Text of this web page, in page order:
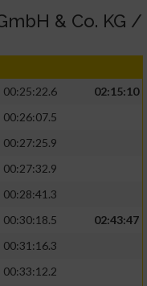
& Co. KG /
00:25:22.6
02:15:10
00:26:07.5
00:27:25.9
00:27:32.9
00:28:41.3
00:30:18.5
02:43:47
00:31:16.3
00:33:12.2